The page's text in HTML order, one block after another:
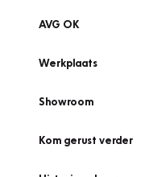
AVG OK
Werkplaats
Showroom
Kom gerust verder